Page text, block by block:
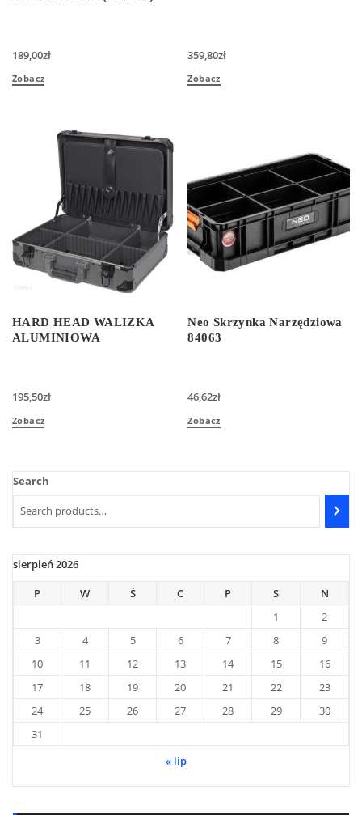
189,00zł
Zobacz
359,80zł
Zobacz
HARD HEAD WALIZKA
ALUMINIOWA
195,50zł
Zobacz
Neo Skrzynka Narzędziowa
84063
46,62zł
Zobacz
Search
sierpień 2026
P
W Ś C P S
N
1
2
3
4 5 6 7 8
9
10
11 12 13 14 15
16
17
18 19 20 21 22
23
24
25 26 27 28 29
30
31
« lip